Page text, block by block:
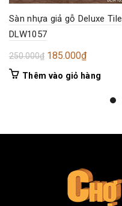
Sàn nhựa giả gỗ Deluxe Tile
DLW1057
250.000₫ Giá
gốc
185.000₫Giá
hiện
Thêm vào giỏ hàng